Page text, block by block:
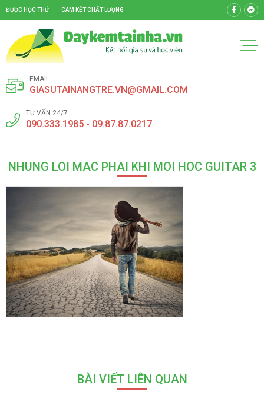
ĐƯỢC HỌC THỬ CAM KẾT CHẤT LƯỢNG
EMAIL
GIASUTAINANGTRE.VN@GMAIL.COM
TƯ VẤN 24/7
090.333.1985 - 09.87.87.0217
NHUNG LOI MAC PHAI KHI MOI HOC GUITAR 3
BÀI VIẾT LIÊN QUAN